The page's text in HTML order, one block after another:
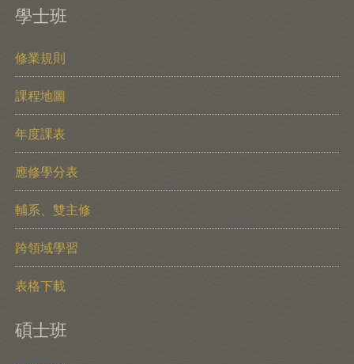
學士班
修業規則
課程地圖
年度課表
應修學分表
輔系、雙主修
跨領域學習
表格下載
碩士班